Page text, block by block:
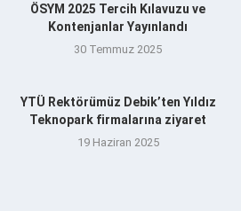
ÖSYM 2025 Tercih Kılavuzu ve
Kontenjanlar Yayınlandı
30 Temmuz 2025
YTÜ Rektörümüz Debik’ten Yıldız
Teknopark firmalarına ziyaret
19 Haziran 2025